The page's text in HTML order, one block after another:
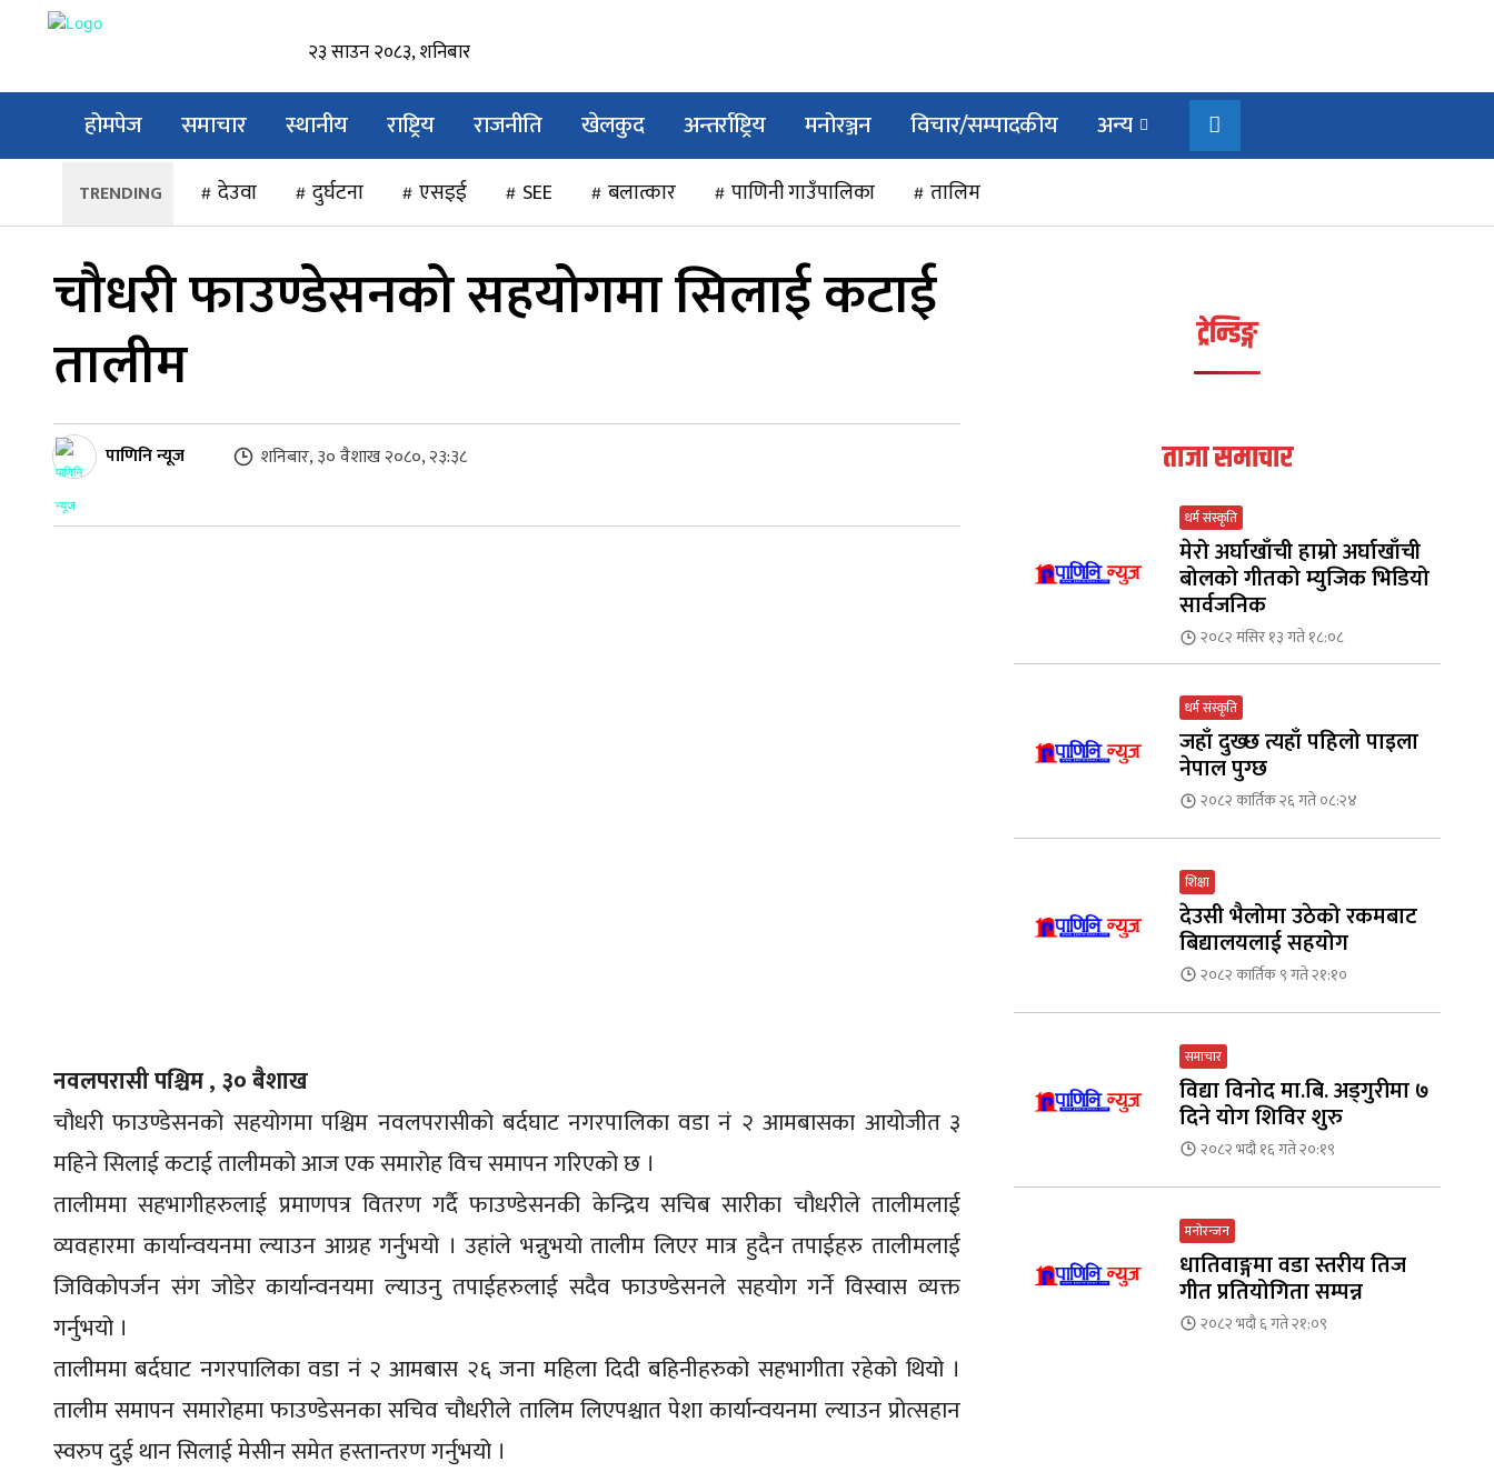
२३ साउन २०८३, शनिबार
होमपेज समाचार स्थानीय राष्ट्रिय राजनीति खेलकुद अन्तर्राष्ट्रिय मनोरञ्जन विचार/सम्पादकीय अन्य
देउवा दुर्घटना एसइई SEE बलात्कार पाणिनी गाउँपालिका तालिम
चौधरी फाउण्डेसनको सहयोगमा सिलाई कटाई
तालीम
पाणिनि न्यूज शनिबार, ३० वैशाख २०८०, २३:३८
नवलपरासी पश्चिम , ३० बैशाख
चौधरी फाउण्डेसनको सहयोगमा पश्चिम नवलपरासीको बर्दघाट नगरपालिका वडा नं २ आमबासका आयोजीत ३
महिने सिलाई कटाई तालीमको आज एक समारोह विच समापन गरिएको छ ।
तालीममा सहभागीहरुलाई प्रमाणपत्र वितरण गर्दै फाउण्डेसनकी केन्द्रिय सचिब सारीका चौधरीले तालीमलाई
व्यवहारमा कार्यान्वयनमा ल्याउन आग्रह गर्नुभयो । उहांले भन्नुभयो तालीम लिएर मात्र हुदैन तपाईहरु तालीमलाई
जिविकोपर्जन संग जोडेर कार्यान्वनयमा ल्याउनु तपाईहरुलाई सदैव फाउण्डेसनले सहयोग गर्ने विस्वास व्यक्त
गर्नुभयो ।
तालीममा बर्दघाट नगरपालिका वडा नं २ आमबास २६ जना महिला दिदी बहिनीहरुको सहभागीता रहेको थियो ।
तालीम समापन समारोहमा फाउण्डेसनका सचिव चौधरीले तालिम लिएपश्चात पेशा कार्यान्वयनमा ल्याउन प्रोत्सहान
स्वरुप दुई थान सिलाई मेसीन समेत हस्तान्तरण गर्नुभयो ।
ट्रेन्डिङ्ग
ताजा समाचार
धर्म संस्कृति
मेरो अर्घाखाँची हाम्रो अर्घाखाँची
बोलको गीतको म्युजिक भिडियो
सार्वजनिक
२०८२ मंसिर १३ गते १८:०८
धर्म संस्कृति
जहाँ दुख्छ त्यहाँ पहिलो पाइला
नेपाल पुग्छ
२०८२ कार्तिक २६ गते ०८:२४
शिक्षा
देउसी भैलोमा उठेको रकमबाट
बिद्यालयलाई सहयोग
२०८२ कार्तिक ९ गते २१:१०
समाचार
विद्या विनोद मा.बि. अड्गुरीमा ७
दिने योग शिविर शुरु
२०८२ भदौ १६ गते २०:१९
मनोरन्जन
धातिवाङ्गमा वडा स्तरीय तिज
गीत प्रतियोगिता सम्पन्न
२०८२ भदौ ६ गते २१:०९